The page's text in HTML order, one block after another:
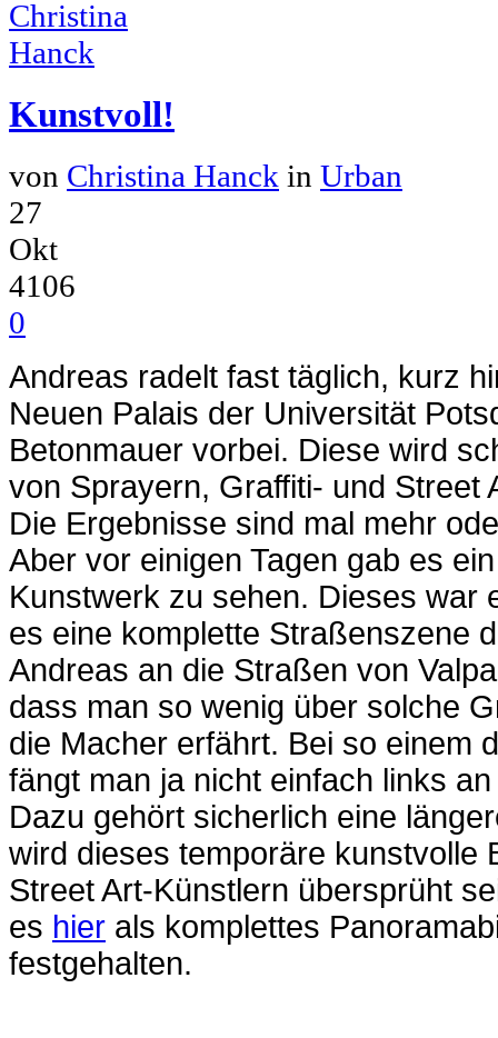
Kunstvoll!
von Christina Hanck in Urban
27
Okt
4106
0
Andreas radelt fast täglich, kurz
Neuen Palais der Universität
Betonmauer vorbei. Diese wird
von Sprayern, Graffiti- und Street
Die Ergebnisse sind mal mehr
Aber vor einigen Tagen gab es
Kunstwerk zu sehen. Dieses war
es eine komplette Straßenszene
Andreas an die Straßen von
dass man so wenig über solche
die Macher erfährt. Bei so einem
fängt man ja nicht einfach links
Dazu gehört sicherlich eine
wird dieses temporäre kunstvolle
Street Art-Künstlern übersprüht
es hier als komplettes
festgehalten.